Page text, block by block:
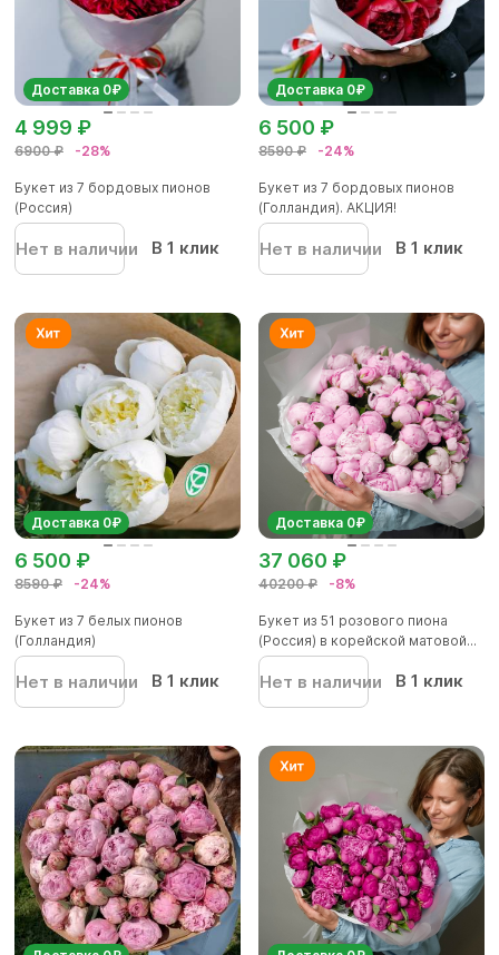
Доставка 0₽
6900 ₽ -28%
4 999 ₽
Букет из 7 бордовых пионов
(Россия)
Нет в наличии В 1 клик
Доставка 0₽
8590 ₽ -24%
6 500 ₽
Букет из 7 бордовых пионов
(Голландия). АКЦИЯ!
Нет в наличии В 1 клик
Доставка 0₽
8590 ₽ -24%
6 500 ₽
Букет из 7 белых пионов
(Голландия)
Нет в наличии В 1 клик
Доставка 0₽
40200 ₽ -8%
37 060 ₽
Букет из 51 розового пиона
(Россия) в корейской матовой...
Нет в наличии В 1 клик